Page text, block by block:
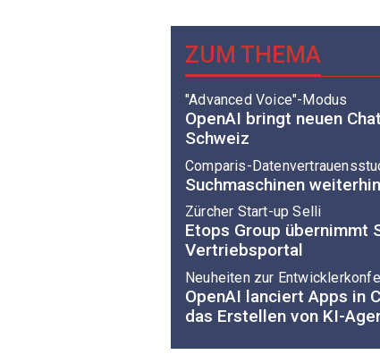
ZUM THEMA
"Advanced Voice"-Modus
OpenAI bringt neuen
Schweiz
Comparis-
Suchmaschinen
Zürcher Start-up Selli
Etops Group übernimmt
Vertriebsportal
Neuheiten zur
OpenAI lanciert Apps in
das Erstellen von KI-